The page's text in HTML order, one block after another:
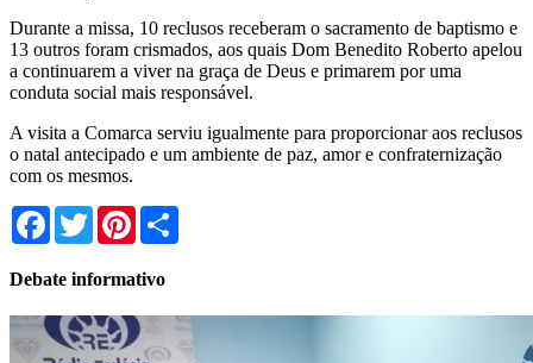
Durante a missa, 10 reclusos receberam o sacramento de baptismo e
13 outros foram crismados, aos quais Dom Benedito Roberto apelou
a continuarem a viver na graça de Deus e primarem por uma
conduta social mais responsável.
A visita a Comarca serviu igualmente para proporcionar aos reclusos
o natal antecipado e um ambiente de paz, amor e confraternização
com os mesmos.
Facebook
TwitterPinterest
Debate informativo